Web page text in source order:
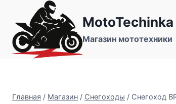
содержимому
MotoTechinka
Магазин мототехники
Главная / Магазин / Снегоходы / Снегоход